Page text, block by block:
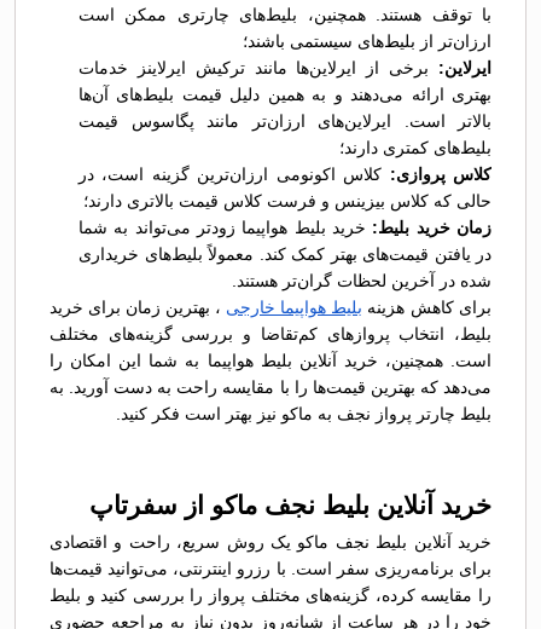
با توقف هستند. همچنین، بلیط‌های چارتری ممکن است
ارزان‌تر از بلیط‌های سیستمی باشند؛
ایرلاین: برخی از ایرلاین‌ها مانند ترکیش ایرلاینز خدمات
بهتری ارائه می‌دهند و به همین دلیل قیمت بلیط‌های آن‌ها
بالاتر است. ایرلاین‌های ارزان‌تر مانند پگاسوس قیمت
بلیط‌های کمتری دارند؛
کلاس پروازی: کلاس اکونومی ارزان‌ترین گزینه است، در
حالی که کلاس بیزینس و فرست کلاس قیمت بالاتری دارند؛
زمان خرید بلیط: خرید بلیط هواپیما زودتر می‌تواند به شما
در یافتن قیمت‌های بهتر کمک کند. معمولاً بلیط‌های خریداری
شده در آخرین لحظات گران‌تر هستند.
برای کاهش هزینه‌ بلیط هواپیما خارجی ، بهترین زمان برای خرید
بلیط، انتخاب پروازهای کم‌تقاضا و بررسی گزینه‌های مختلف
است. همچنین، خرید آنلاین بلیط هواپیما به شما این امکان را
می‌دهد که بهترین قیمت‌ها را با مقایسه راحت به دست آورید. به
بلیط چارتر پرواز نجف به ماکو نیز بهتر است فکر کنید.
خرید آنلاین بلیط نجف ماکو از سفرتاپ
خرید آنلاین بلیط نجف ماکو یک روش سریع، راحت و اقتصادی
برای برنامه‌ریزی سفر است. با رزرو اینترنتی، می‌توانید قیمت‌ها
را مقایسه کرده، گزینه‌های مختلف پرواز را بررسی کنید و بلیط
خود را در هر ساعت از شبانه‌روز بدون نیاز به مراجعه حضوری